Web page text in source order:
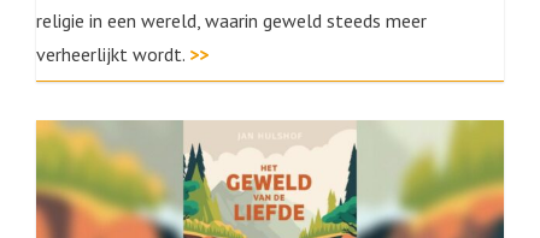
religie in een wereld, waarin geweld steeds meer
verheerlijkt wordt. >>